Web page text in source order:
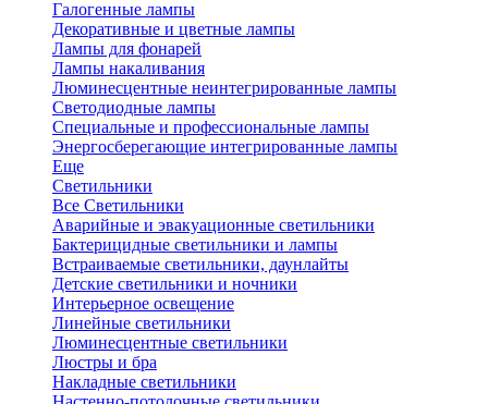
Галогенные лампы
Декоративные и цветные лампы
Лампы для фонарей
Лампы накаливания
Люминесцентные неинтегрированные лампы
Светодиодные лампы
Специальные и профессиональные лампы
Энергосберегающие интегрированные лампы
Еще
Светильники
Все Светильники
Аварийные и эвакуационные светильники
Бактерицидные светильники и лампы
Встраиваемые светильники, даунлайты
Детские светильники и ночники
Интерьерное освещение
Линейные светильники
Люминесцентные светильники
Люстры и бра
Накладные светильники